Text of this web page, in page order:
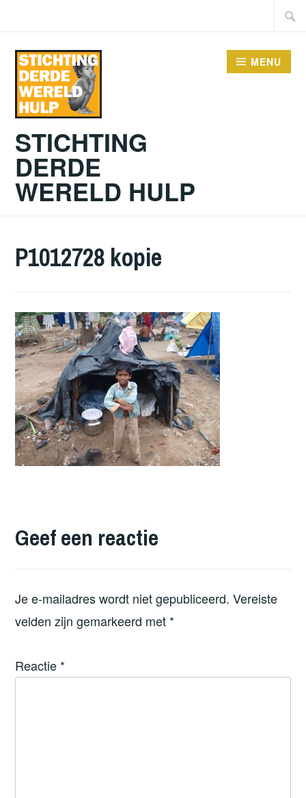
inhoud
STICHTING
DERDE
WERELD HULP
MENU
P1012728 kopie
Geef een reactie
Je e-mailadres wordt niet gepubliceerd. Vereiste
velden zijn gemarkeerd met *
Reactie *